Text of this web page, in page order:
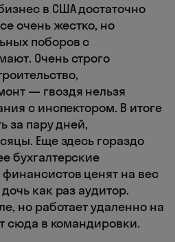
в США достаточно
очень жестко, но
поборов с
Очень строго
— гвоздя нельзя
с инспектором. В итоге
за пару дней,
Еще здесь гораздо
бухгалтерские
ценят на вес
как раз аудитор.
но работает удаленно на
сюда в командировки.